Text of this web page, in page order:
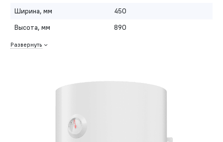
Ширина, мм
450
Высота, мм
890
Развернуть